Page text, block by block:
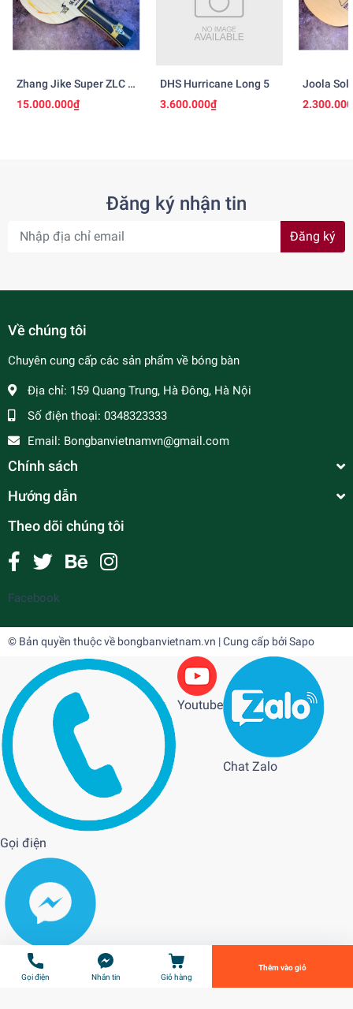
Zhang Jike Super ZLC -
Ngừng Sản Xuất
15.000.000₫
DHS Hurricane Long 5
3.600.000₫
Joola
Đăng ký nhận tin
Đăng ký
Về chúng tôi
Chuyên cung cấp các sản phẩm về bóng bàn
Địa chỉ: 159 Quang Trung, Hà Đông, Hà Nội
Số điện thoại: 0348323333
Email: Bongbanvietnamvn@gmail.com
Chính sách
Hướng dẫn
Theo dõi chúng tôi
Facebook
© Bản quyền thuộc về bongbanvietnam.vn | Cung cấp bởiSapo
Gọi điện
Youtube
Chat Zalo
Messenger Tiến Hành Thanh Toán
Gọi điện Nhắn tin Giỏ hàng
Thêm vào giỏ